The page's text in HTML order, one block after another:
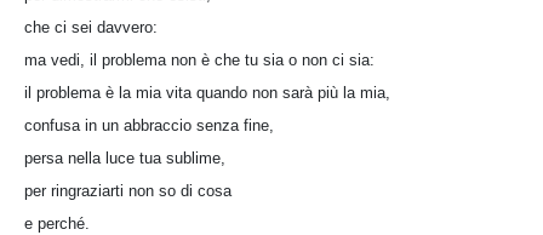
che ci sei davvero:
ma vedi, il problema non è che tu sia o non ci sia:
il problema è la mia vita quando non sarà più la mia,
confusa in un abbraccio senza fine,
persa nella luce tua sublime,
per ringraziarti non so di cosa
e perché.